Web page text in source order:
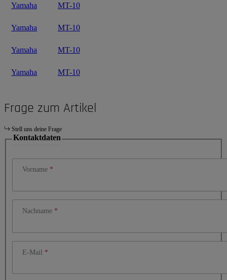
Yamaha MT-10
Yamaha MT-10
Yamaha MT-10
Yamaha MT-10
Frage zum Artikel
Stell uns deine Frage
Kontaktdaten
Vorname
Nachname
E-Mail